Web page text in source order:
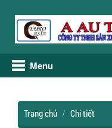
Menu
Trang chủ Chi tiết